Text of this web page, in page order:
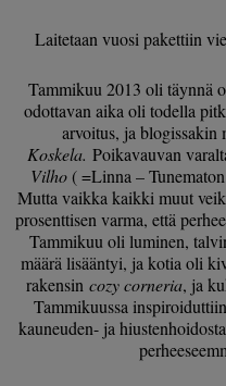
Laitetaan vuosi pakettiin
Tammikuu 2013 oli täynnä
odottavan aika oli todella
arvoitus, ja blogissakin
Koskela.Poikavauvan
Vilho ( =Linna –
Mutta vaikka kaikki muut
prosenttisen varma, että
Tammikuu oli luminen,
määrä lisääntyi, ja kotia oli
rakensin cozy corneria, ja
Tammikuussa
kauneuden- ja